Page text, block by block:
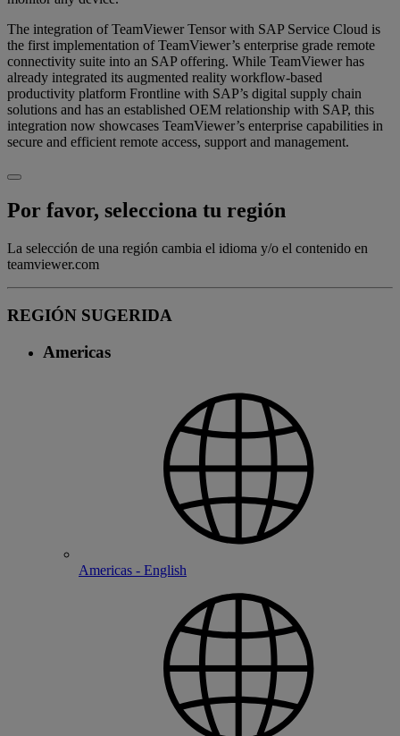
The integration of TeamViewer Tensor with SAP Service Cloud is
the first implementation of TeamViewer’s enterprise grade remote
connectivity suite into an SAP offering. While TeamViewer has
already integrated its augmented reality workflow-based
productivity platform Frontline with SAP’s digital supply chain
solutions and has an established OEM relationship with SAP, this
integration now showcases TeamViewer’s enterprise capabilities in
secure and efficient remote access, support and management.
Por favor, selecciona tu región
La selección de una región cambia el idioma y/o el contenido en
teamviewer.com
REGIÓN SUGERIDA
Americas
Americas - English